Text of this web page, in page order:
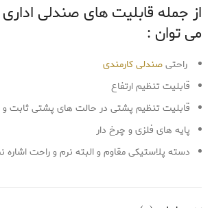
می توان :
راحتیصندلی کارمندی
قابلیت تنظیم ارتفاع
قابلیت تنظیم پشتی در حالت های پشتی ثابت و
پایه های فلزی و چرخ دار
دسته پلاستیکی مقاوم و البته نرم و راحت اشاره